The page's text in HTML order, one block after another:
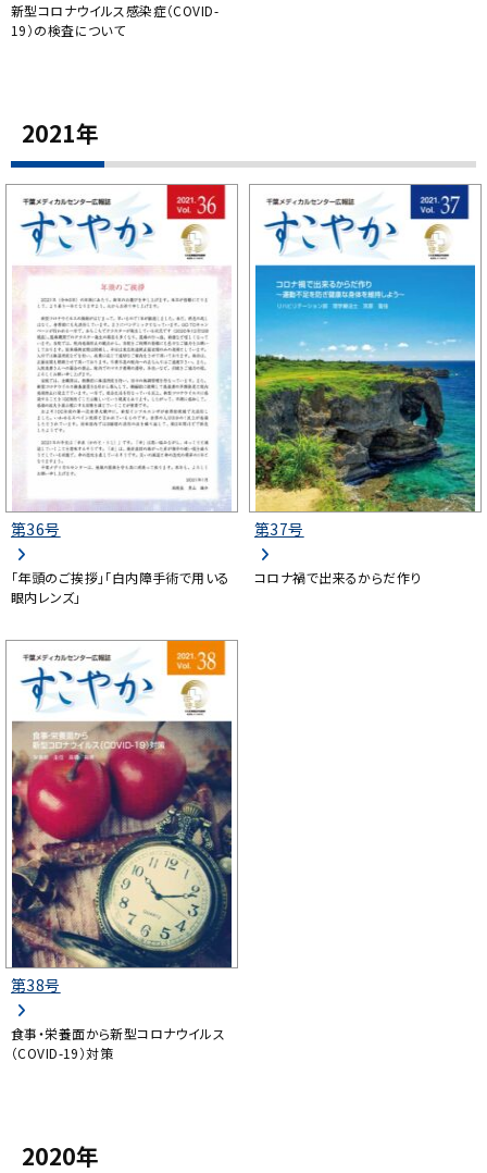
新型コロナウイルス感染症（COVID-
19）の検査について
2021年
第36号
「年頭のご挨拶」「白内障手術で用いる
眼内レンズ」
第37号
コロナ禍で出来るからだ作り
第38号
食事・栄養面から新型コロナウイルス
（COVID-19）対策
2020年